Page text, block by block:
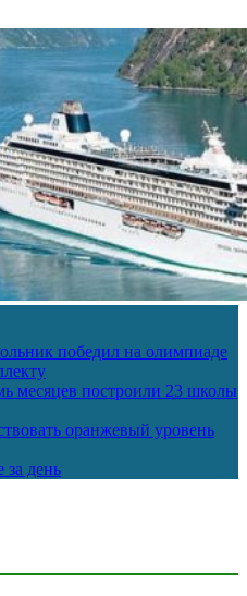
победил на олимпиаде
месяцев построили 23 школы
оранжевый уровень
за день